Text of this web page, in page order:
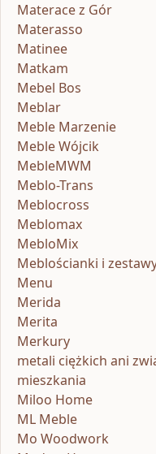
Materace z Gór
Materasso
Matinee
Matkam
Mebel Bos
Meblar
Meble Marzenie
Meble Wójcik
MebleMWM
Meblo-Trans
Meblocross
Meblomax
MebloMix
Meblościanki i
Menu
Merida
Merita
Merkury
metali ciężkich ani
mieszkania
Miloo Home
ML Meble
Mo Woodwork